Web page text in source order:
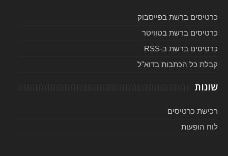
כרטיסים ברשת בפייסבוק
כרטיסים ברשת בטוויטר
כרטיסים ברשת ב-RSS
קבלת כל הכתבות בדוא"ל
שונות
רכישת כרטיסים
לוח הופעות